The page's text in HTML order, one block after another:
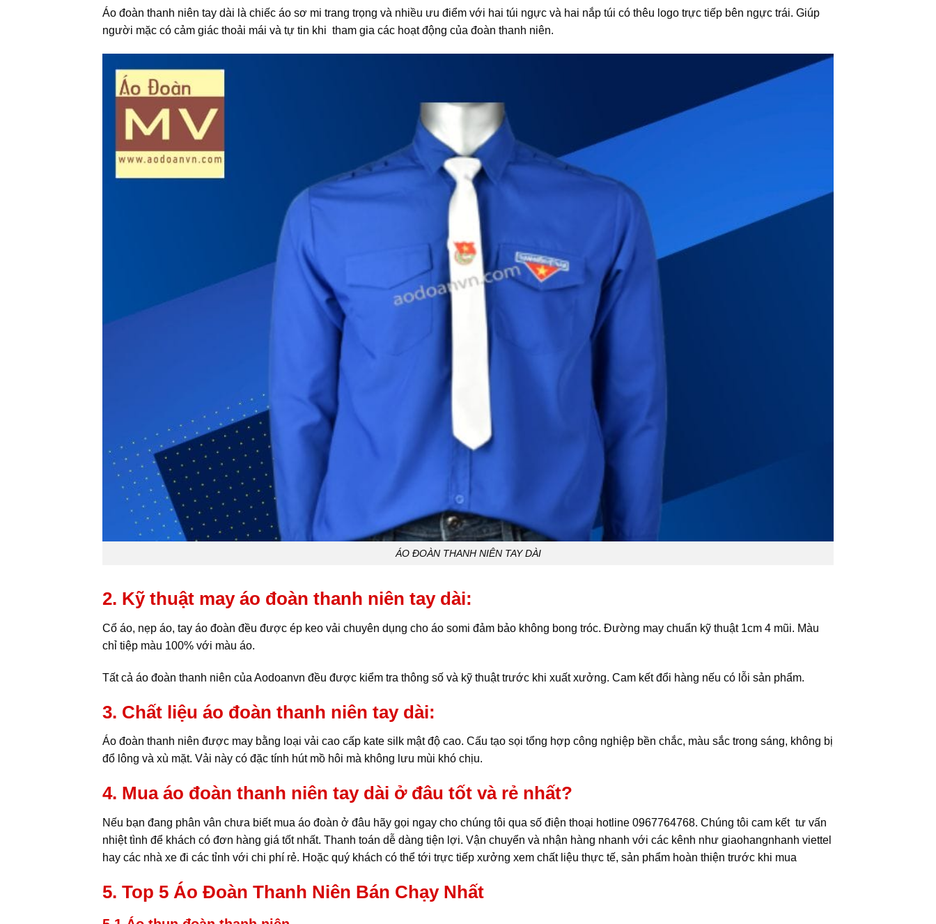
Áo đoàn thanh niên tay dài là chiếc áo sơ mi trang trọng và nhiều ưu điểm với hai túi ngực và hai nắp túi có thêu logo trực tiếp bên ngực trái. Giúp
người mặc có cảm giác thoải mái và tự tin khi tham gia các hoạt động của đoàn thanh niên.
ÁO ĐOÀN THANH NIÊN TAY DÀI
2. Kỹ thuật may áo đoàn thanh niên tay dài:
Cổ áo, nẹp áo, tay áo đoàn đều được ép keo vải chuyên dụng cho áo somi đảm bảo không bong tróc. Đường may chuẩn kỹ thuật 1cm 4 mũi. Màu
chỉ tiệp màu 100% với màu áo.
Tất cả áo đoàn thanh niên của Aodoanvn đều được kiểm tra thông số và kỹ thuật trước khi xuất xưởng. Cam kết đổi hàng nếu có lỗi sản phẩm.
3. Chất liệu áo đoàn thanh niên tay dài:
Áo đoàn thanh niên được may bằng loại vải cao cấp kate silk mật độ cao. Cấu tạo sọi tổng hợp công nghiệp bền chắc, màu sắc trong sáng, không bị
đổ lông và xù mặt. Vải này có đặc tính hút mồ hôi mà không lưu mùi khó chịu.
4. Mua áo đoàn thanh niên tay dài ở đâu tốt và rẻ nhất?
Nếu bạn đang phân vân chưa biết mua áo đoàn ở đâu hãy gọi ngay cho chúng tôi qua số điện thoại hotline 0967764768. Chúng tôi cam kết tư vấn
nhiệt tình để khách có đơn hàng giá tốt nhất. Thanh toán dễ dàng tiện lợi. Vận chuyển và nhận hàng nhanh với các kênh như giaohangnhanh viettel
hay các nhà xe đi các tỉnh với chi phí rẻ. Hoặc quý khách có thể tới trực tiếp xưởng xem chất liệu thực tế, sản phẩm hoàn thiện trước khi mua
5. Top 5 Áo Đoàn Thanh Niên Bán Chạy Nhất